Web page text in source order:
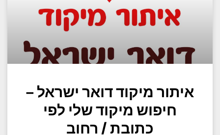
איתור מיקוד דואר ישראל –
חיפוש מיקוד שלי לפי
כתובת / רחוב